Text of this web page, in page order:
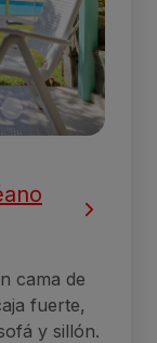
cama de
fuerte,
y sillón.